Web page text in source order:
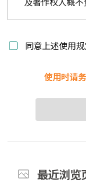
同意上述使用
使用时请
最近浏览